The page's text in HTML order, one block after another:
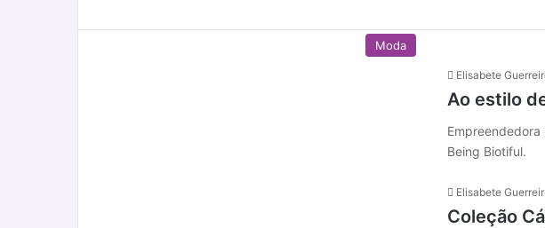
Moda
Elisabete
Ao estilo
Being Biotiful.
Elisabete
Coleção